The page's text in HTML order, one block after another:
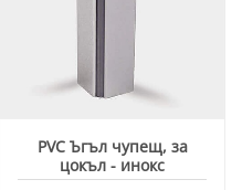
PVC Ъгъл чупещ, за
цокъл - инокс